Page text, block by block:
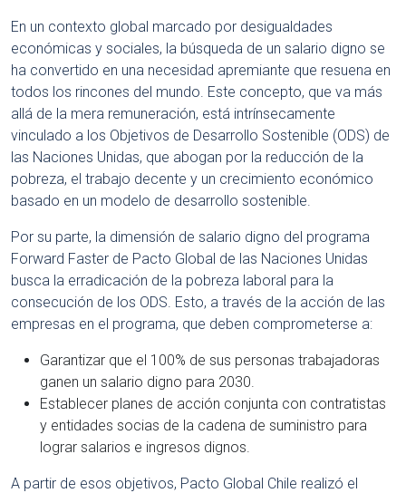
En un contexto global marcado por desigualdades
económicas y sociales, la búsqueda de un salario digno se
ha convertido en una necesidad apremiante que resuena en
todos los rincones del mundo. Este concepto, que va más
allá de la mera remuneración, está intrínsecamente
vinculado a los Objetivos de Desarrollo Sostenible (ODS) de
las Naciones Unidas, que abogan por la reducción de la
pobreza, el trabajo decente y un crecimiento económico
basado en un modelo de desarrollo sostenible.
Por su parte, la dimensión de salario digno del programa
Forward Faster de Pacto Global de las Naciones Unidas
busca la erradicación de la pobreza laboral para la
consecución de los ODS. Esto, a través de la acción de las
empresas en el programa, que deben comprometerse a:
Garantizar que el 100% de sus personas trabajadoras
ganen un salario digno para 2030.
Establecer planes de acción conjunta con contratistas
y entidades socias de la cadena de suministro para
lograr salarios e ingresos dignos.
A partir de esos objetivos, Pacto Global Chile realizó el